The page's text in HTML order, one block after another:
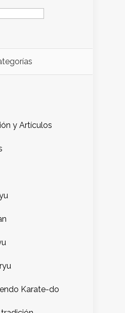
y Artículos
Karate-do